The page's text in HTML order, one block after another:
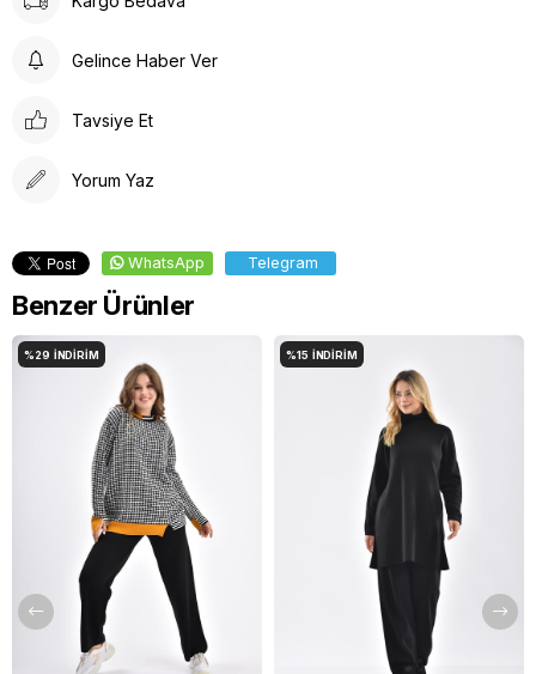
Gelince Haber Ver
Tavsiye Et
Yorum Yaz
WhatsApp Telegram
Benzer Ürünler
%29 İNDIRIM %15 İNDIRIM